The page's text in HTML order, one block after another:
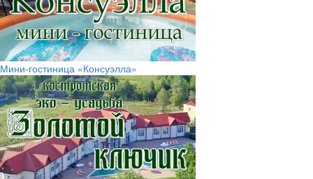
Мини-гостиница «Консуэлла»